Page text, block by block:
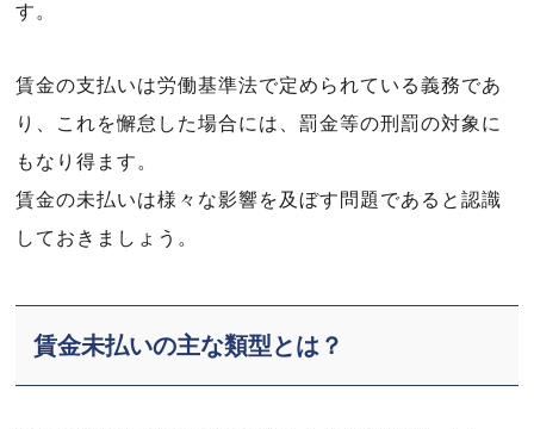
す。
賃金の支払いは労働基準法で定められている義務であ
り、これを懈怠した場合には、罰金等の刑罰の対象に
もなり得ます。
賃金の未払いは様々な影響を及ぼす問題であると認識
しておきましょう。
賃金未払いの主な類型とは？